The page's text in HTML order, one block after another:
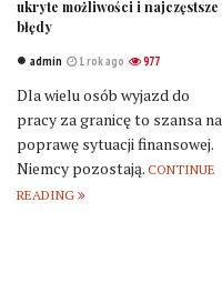
ukryte możliwości i najczęstsze
błędy
admin 1 rok ago 977
Dla wielu osób wyjazd do
pracy za granicę to szansa na
poprawę sytuacji finansowej.
Niemcy pozostają. CONTINUE
READING